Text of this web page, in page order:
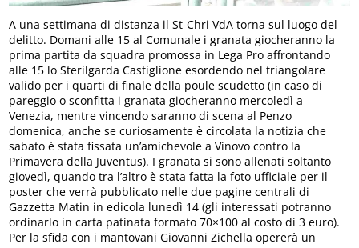
A una settimana di distanza il St-Chri VdA torna sul luogo del
delitto. Domani alle 15 al Comunale i granata giocheranno la
prima partita da squadra promossa in Lega Pro affrontando
alle 15 lo Sterilgarda Castiglione esordendo nel triangolare
valido per i quarti di finale della poule scudetto (in caso di
pareggio o sconfitta i granata giocheranno mercoledì a
Venezia, mentre vincendo saranno di scena al Penzo
domenica, anche se curiosamente è circolata la notizia che
sabato è stata fissata un’amichevole a Vinovo contro la
Primavera della Juventus). I granata si sono allenati soltanto
giovedì, quando tra l’altro è stata fatta la foto ufficiale per il
poster che verrà pubblicato nelle due pagine centrali di
Gazzetta Matin in edicola lunedì 14 (gli interessati potranno
ordinarlo in carta patinata formato 70×100 al costo di 3 euro).
Per la sfida con i mantovani Giovanni Zichella opererà un